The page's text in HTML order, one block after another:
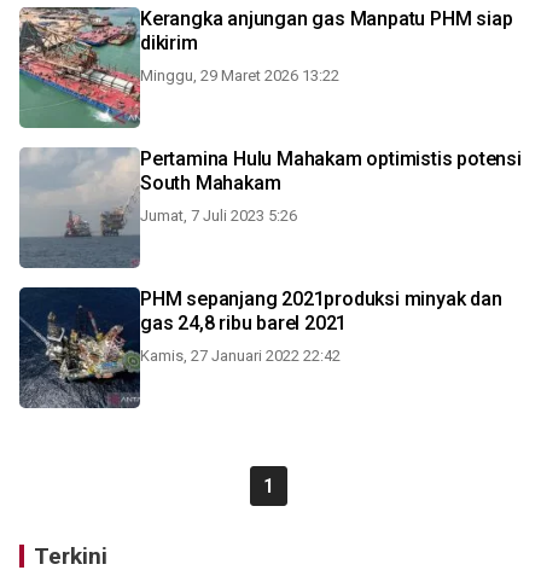
Kerangka anjungan gas Manpatu PHM siap
dikirim
Minggu, 29 Maret 2026 13:22
Pertamina Hulu Mahakam optimistis potensi
South Mahakam
Jumat, 7 Juli 2023 5:26
PHM sepanjang 2021produksi minyak dan
gas 24,8 ribu barel 2021
Kamis, 27 Januari 2022 22:42
1
Terkini